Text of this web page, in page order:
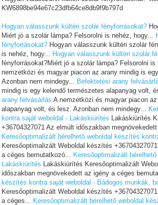
KW6898be94e67c23dfb64ce8db9f9b797d
Hogyan válasszunk kültéri szolár fényforrásokat?
Miért jó a szolár lámpa? Felsorolni is nehéz, hogy...
fényforrásokat? Hogyan válasszunk kültéri szolár
is nehéz, hogy... Hogyan válasszunk kültéri szolár
fényforrásokat?Miért jó a szolár lámpa? Felsorolni is
nemzetközi és magyar piacon az arany mindig is
Azonban nem mindegy... Befektetési arany
mindig is egy kelendő természetes alapanyag volt,
arany felvásárlás A nemzetközi és magyar piacon
alapanyag volt, és lesz. Azonban nem mindegy...
kontra saját weboldal - Lakáskiürítés Lakáskiürítés
+36704327071 Az elmúlt időszakban
Keresőoptimalizált bérelhető weboldal készítés
Keresőoptimalizált Weboldal készítés
a céges bemutatkozó... Keresőoptimalizált
Lakáskiürítés Lakáskiürítés Keresőoptimalizált
időszakban megnövekedett az igény a céges
készítés kontra saját weboldal - Bádogos munkák,
Keresőoptimalizált Weboldal készítés
a céges... Keresőoptimalizált bérelhető weboldal